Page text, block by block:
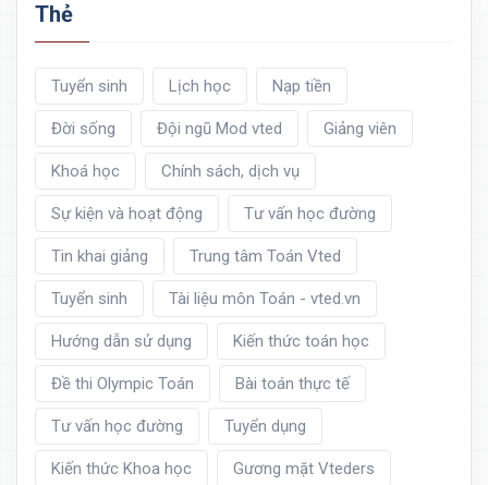
Thẻ
Tuyển sinh Lịch học Nạp tiền
Đời sống Đội ngũ Mod vted Giảng viên
Khoá học Chính sách, dịch vụ
Sự kiện và hoạt động Tư vấn học đường
Tin khai giảng Trung tâm Toán Vted
Tuyển sinh Tài liệu môn Toán - vted.vn
Hướng dẫn sử dụng Kiến thức toán học
Đề thi Olympic Toán Bài toán thực tế
Tư vấn học đường Tuyển dụng
Kiến thức Khoa học Gương mặt Vteders